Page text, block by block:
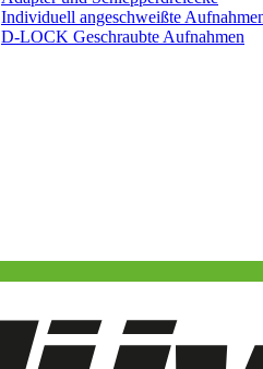
Individuell angeschweißte
D-LOCK Geschraubte Aufnahmen